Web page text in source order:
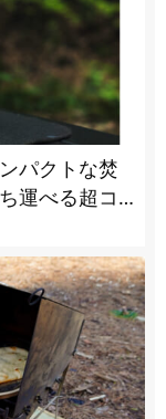
パクトな焚
運べる超コ